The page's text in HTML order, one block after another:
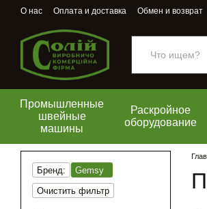
Перейти к основному контенту
О нас Оплата и доставка Обмен и возврат
Промышленные
швейные
машины
Раскройное
оборудование
Бренд:
Gemsy
Очистить фильтр